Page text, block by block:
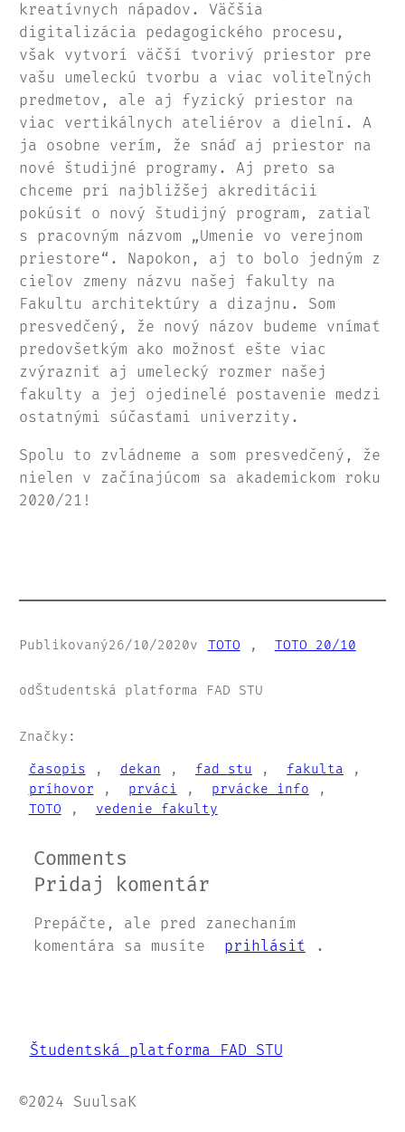
kreatívnych nápadov. Väčšia
digitalizácia pedagogického procesu,
však vytvorí väčší tvorivý priestor pre
vašu umeleckú tvorbu a viac voliteľných
predmetov, ale aj fyzický priestor na
viac vertikálnych ateliérov a dielní. A
ja osobne verím, že snáď aj priestor na
nové študijné programy. Aj preto sa
chceme pri najbližšej akreditácii
pokúsiť o nový študijný program, zatiaľ
s pracovným názvom „Umenie vo verejnom
priestore“. Napokon, aj to bolo jedným z
cieľov zmeny názvu našej fakulty na
Fakultu architektúry a dizajnu. Som
presvedčený, že nový názov budeme vnímať
predovšetkým ako možnosť ešte viac
zvýrazniť aj umelecký rozmer našej
fakulty a jej ojedinelé postavenie medzi
ostatnými súčasťami univerzity.
Spolu to zvládneme a som presvedčený, že
nielen v začínajúcom sa akademickom roku
2020/21!
Publikovaný26/10/2020v TOTO , TOTO 20/10
odŠtudentská platforma FAD STU
Značky:
časopis , dekan , fad stu , fakulta
príhovor
, prváci , prvácke info
TOTO
, vedenie fakulty
Comments
Pridaj komentár
Prepáčte, ale pred zanechaním
komentára sa musíte
prihlásiť .
Študentská platforma FAD STU
©2024 SuulsaK